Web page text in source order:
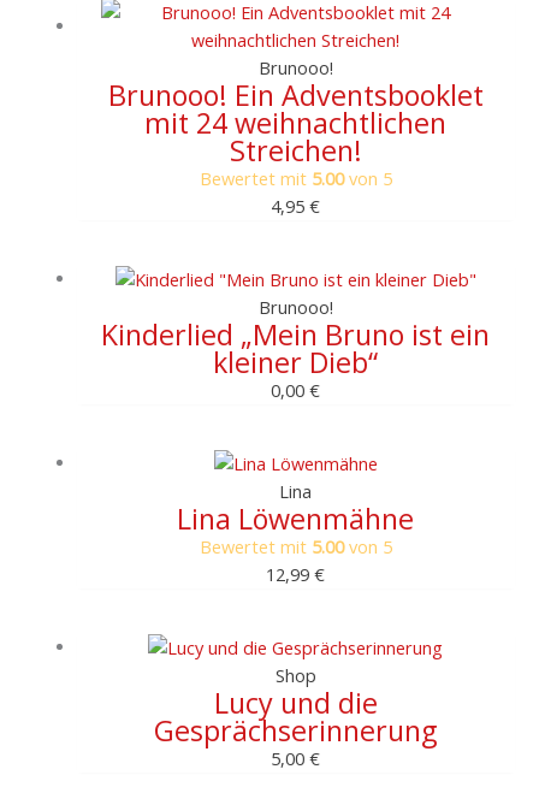
Brunooo!
Brunooo! Ein Adventsbooklet
mit 24 weihnachtlichen
Streichen!
Bewertet mit 5.00von 5
4,95€
Brunooo!
Kinderlied „Mein Bruno ist ein
kleiner Dieb“
0,00€
Lina
Lina Löwenmähne
Bewertet mit 5.00von 5
12,99€
Shop
Lucy und die
Gesprächserinnerung
5,00€